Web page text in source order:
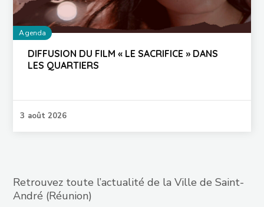
Agenda
DIFFUSION DU FILM « LE SACRIFICE » DANS
LES QUARTIERS
3 août 2026
Retrouvez toute l’actualité de la Ville de Saint-
André (Réunion)